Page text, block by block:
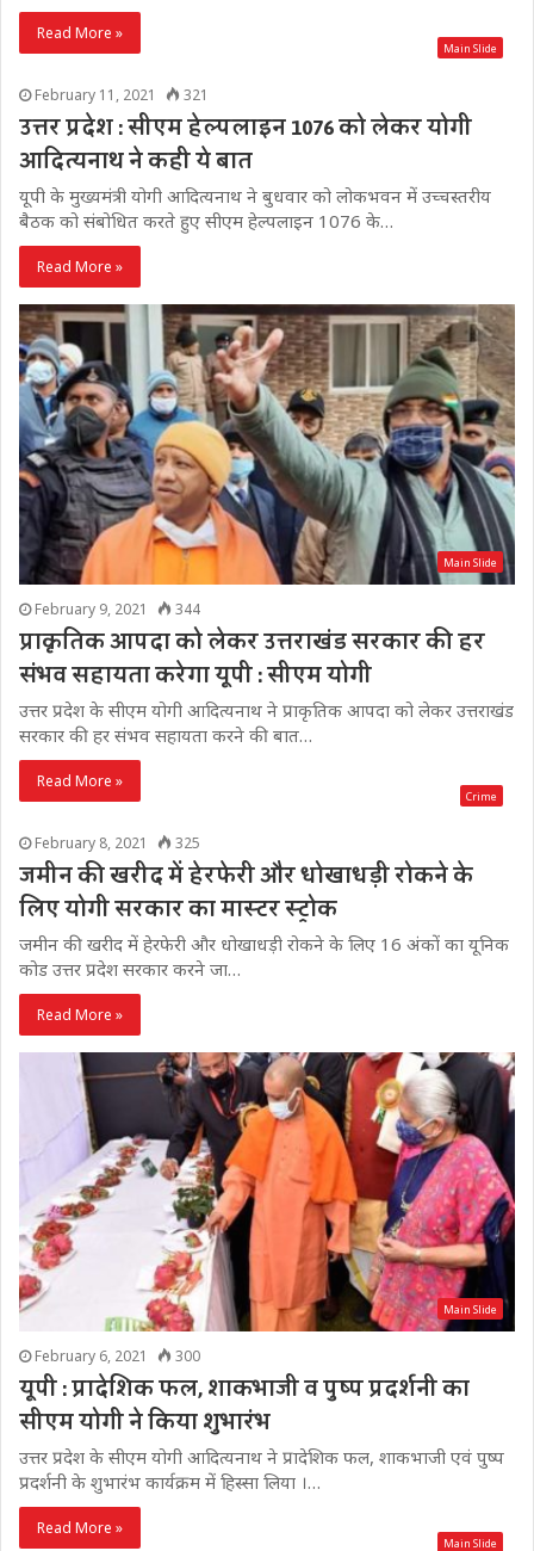
Read More »
Main Slide
February 11, 2021 321
उत्तर प्रदेश : सीएम हेल्पलाइन 1076 को लेकर योगी
आदित्यनाथ ने कही ये बात
यूपी के मुख्यमंत्री योगी आदित्यनाथ ने बुधवार को लोकभवन में उच्चस्तरीय
बैठक को संबोधित करते हुए सीएम हेल्पलाइन 1076 के…
Read More »
Main Slide
February 9, 2021 344
प्राकृतिक आपदा को लेकर उत्तराखंड सरकार की हर
संभव सहायता करेगा यूपी : सीएम योगी
उत्तर प्रदेश के सीएम योगी आदित्यनाथ ने प्राकृतिक आपदा को लेकर उत्तराखंड
सरकार की हर संभव सहायता करने की बात…
Read More »
Crime
February 8, 2021 325
जमीन की खरीद में हेरफेरी और धोखाधड़ी रोकने के
लिए योगी सरकार का मास्टर स्ट्रोक
जमीन की खरीद में हेरफेरी और धोखाधड़ी रोकने के लिए 16 अंकों का यूनिक
कोड उत्तर प्रदेश सरकार करने जा…
Read More »
Main Slide
February 6, 2021 300
यूपी : प्रादेशिक फल, शाकभाजी व पुष्प प्रदर्शनी का
सीएम योगी ने किया शुभारंभ
उत्तर प्रदेश के सीएम योगी आदित्यनाथ ने प्रादेशिक फल, शाकभाजी एवं पुष्प
प्रदर्शनी के शुभारंभ कार्यक्रम में हिस्सा लिया ।…
Read More »
Main Slide